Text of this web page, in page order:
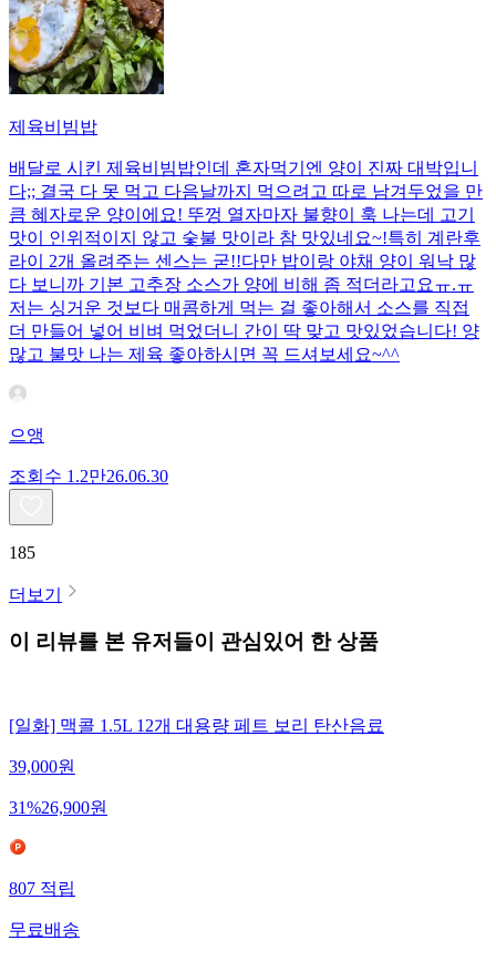
제육비빔밥
배달로 시킨 제육비빔밥인데 혼자먹기엔 양이 진짜 대박입니
다;; 결국 다 못 먹고 다음날까지 먹으려고 따로 남겨두었을 만
큼 혜자로운 양이에요! 뚜껑 열자마자 불향이 훅 나는데 고기
맛이 인위적이지 않고 숯불 맛이라 참 맛있네요~!특히 계란후
라이 2개 올려주는 센스는 굳!! ​다만 밥이랑 야채 양이 워낙 많
다 보니까 기본 고추장 소스가 양에 비해 좀 적더라고요ㅠ.ㅠ
저는 싱거운 것보다 매콤하게 먹는 걸 좋아해서 소스를 직접
더 만들어 넣어 비벼 먹었더니 간이 딱 맞고 맛있었습니다! 양
많고 불맛 나는 제육 좋아하시면 꼭 드셔보세요~^^
으앵
조회수 1.2만26.06.30
185
더보기
이 리뷰를 본 유저들이 관심있어 한 상품
[일화] 맥콜 1.5L 12개 대용량 페트 보리 탄산음료
39,000원
31%26,900원
807적립
무료배송